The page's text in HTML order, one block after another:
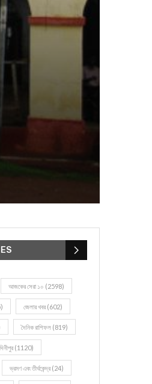
আজকের সেরা ১০ (2598)
জেলার খবর (602)
দৈনিক রাশিফল (819)
(1120)
ভ্রমণ এবং তীর্থকেন্দ্র (24)